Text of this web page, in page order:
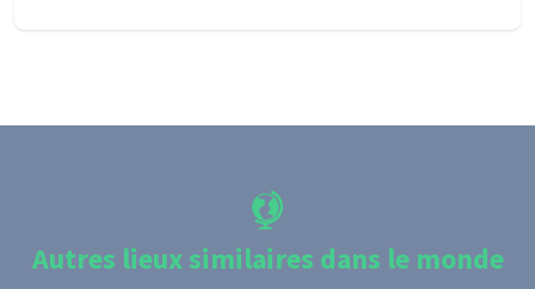
Autres lieux similaires dans le monde